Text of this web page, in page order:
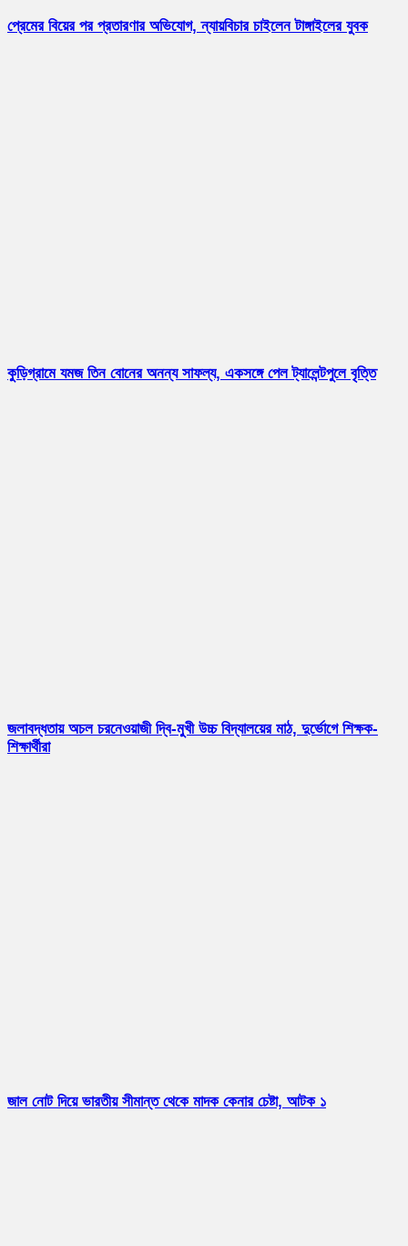
প্রেমের বিয়ের পর প্রতারণার অভিযোগ, ন্যায়বিচার চাইলেন টাঙ্গাইলের যুবক
কুড়িগ্রামে যমজ তিন বোনের অনন্য সাফল্য, একসঙ্গে পেল ট্যালেন্টপুলে বৃত্তি
জলাবদ্ধতায় অচল চরনেওয়াজী দ্বি-মুখী উচ্চ বিদ্যালয়ের মাঠ, দুর্ভোগে শিক্ষক-
শিক্ষার্থীরা
জাল নোট দিয়ে ভারতীয় সীমান্ত থেকে মাদক কেনার চেষ্টা, আটক ১